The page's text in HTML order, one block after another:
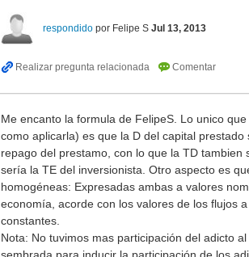
respondido por Felipe S Jul 13, 2013
Me encanto la formula de FelipeS. Lo unico
como aplicarla) es que la D del capital
repago del prestamo, con lo que la TD
sería la TE del inversionista. Otro aspecto es
homogéneas: Expresadas ambas a valores
economía, acorde con los valores de los flujos
constantes.
Nota: No tuvimos mas participación del adicto